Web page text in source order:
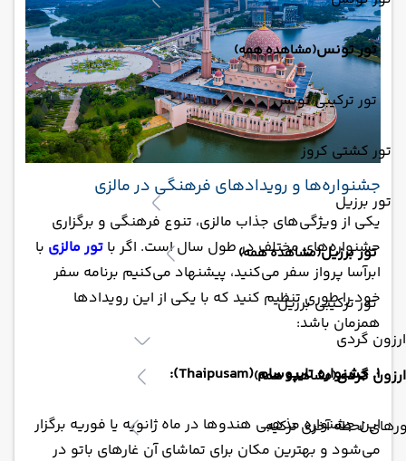
تور تونس(مشاهده همه)
تور ترکیبی تونس
تور کشتی کروز
تور برزیل
تور برزیل(مشاهده همه)
تور ترکیبی برزیل
ارزون گردی
ارزون گردی(مشاهده همه)
لحظه آخری ترکیه
جشنواره‌ها و رویدادهای فرهنگی در مالزی
یکی از ویژگی‌های جذاب مالزی، تنوع فرهنگی و برگزاری
جشنواره‌های مختلف در طول سال است. اگر با تور مالزی با
ابرآسا پرواز سفر می‌کنید، پیشنهاد می‌کنیم برنامه سفر
خود را طوری تنظیم کنید که با یکی از این رویدادها
همزمان باشد:
1. جشنواره تایپوسام (Thaipusam):
این جشنواره مذهبی هندوها در ماه ژانویه یا فوریه برگزار
می‌شود و بهترین مکان برای تماشای آن غارهای باتو در